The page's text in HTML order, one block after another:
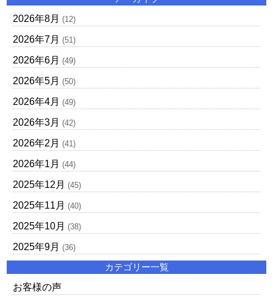
2026年8月 (12)
2026年7月 (51)
2026年6月 (49)
2026年5月 (50)
2026年4月 (49)
2026年3月 (42)
2026年2月 (41)
2026年1月 (44)
2025年12月 (45)
2025年11月 (40)
2025年10月 (38)
2025年9月 (36)
カテゴリー一覧
お客様の声